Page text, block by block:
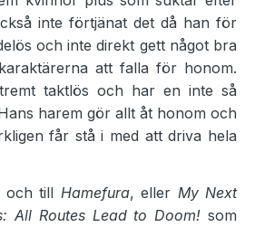
inte förtjänat det då han för
och inte direkt gett något bra
att falla för honom.
taktlös och har en inte så
harem gör allt åt honom och
får stå i med att driva hela
och till Hamefura, eller My Next
All Routes Lead to Doom! som